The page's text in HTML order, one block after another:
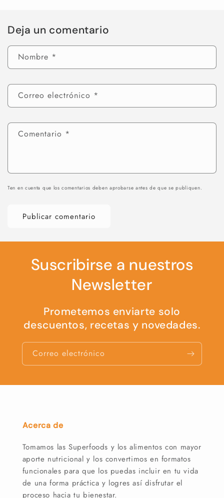
Deja un comentario
Nombre *
Correo electrónico *
Comentario *
Ten en cuenta que los comentarios deben aprobarse antes de que se publiquen.
Suscribirse a nuestros
Newsletter
Prometemos enviarte solo
descuentos, recetas y novedades.
Correo electrónico
Acerca de
Tomamos las Superfoods y los alimentos con mayor
aporte nutricional y los convertimos en formatos
funcionales para que los puedas incluir en tu vida
de una forma práctica y logres así disfrutar el
proceso hacia tu bienestar.